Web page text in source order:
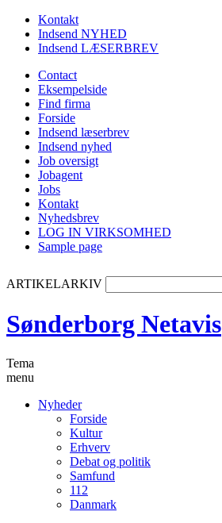
Kontakt
Indsend NYHED
Indsend LÆSERBREV
Contact
Eksempelside
Find firma
Forside
Indsend læserbrev
Indsend nyhed
Job oversigt
Jobagent
Jobs
Kontakt
Nyhedsbrev
LOG IN VIRKSOMHED
Sample page
ARTIKELARKIV
Sønderborg Netavis
Tema
menu
Nyheder
Forside
Kultur
Erhverv
Debat og politik
Samfund
112
Danmark